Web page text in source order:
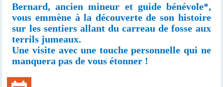
Bernard, ancien mineur et guide bénévole*,
vous emmène à la découverte de son histoire
sur les sentiers allant du carreau de fosse aux
terrils jumeaux.
Une visite avec une touche personnelle qui ne
manquera pas de vous étonner !